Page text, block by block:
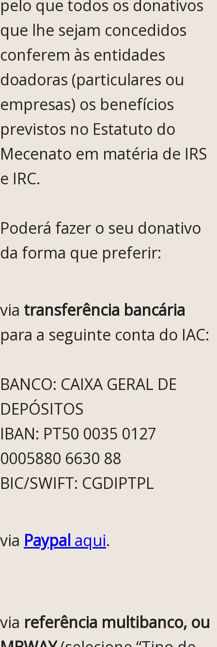
pelo que todos os donativos
que lhe sejam concedidos
conferem às entidades
doadoras (particulares ou
empresas) os benefícios
previstos no Estatuto do
Mecenato em matéria de IRS
e IRC.
Poderá fazer o seu donativo
da forma que preferir:
via transferência bancária
para a seguinte conta do IAC:
BANCO: CAIXA GERAL DE
DEPÓSITOS
IBAN: PT50 0035 0127
0005880 6630 88
BIC/SWIFT: CGDIPTPL
via Paypal aqui.
via referência multibanco, ou